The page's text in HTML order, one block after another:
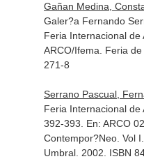
Gañan Medina,
Galer?a Fernando
Feria Internacional
ARCO/Ifema. Feria
271-8
Serrano Pascual,
Feria Internacional de
392-393. En: ARCO
Contempor?Neo. Vol I
Umbral. 2002. ISBN